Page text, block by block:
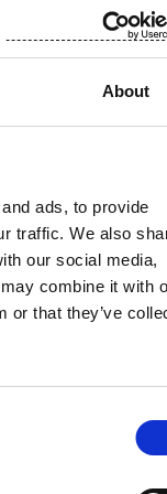
About
ads, to provide
traffic. We also
our social media,
combine it with
or that they’ve